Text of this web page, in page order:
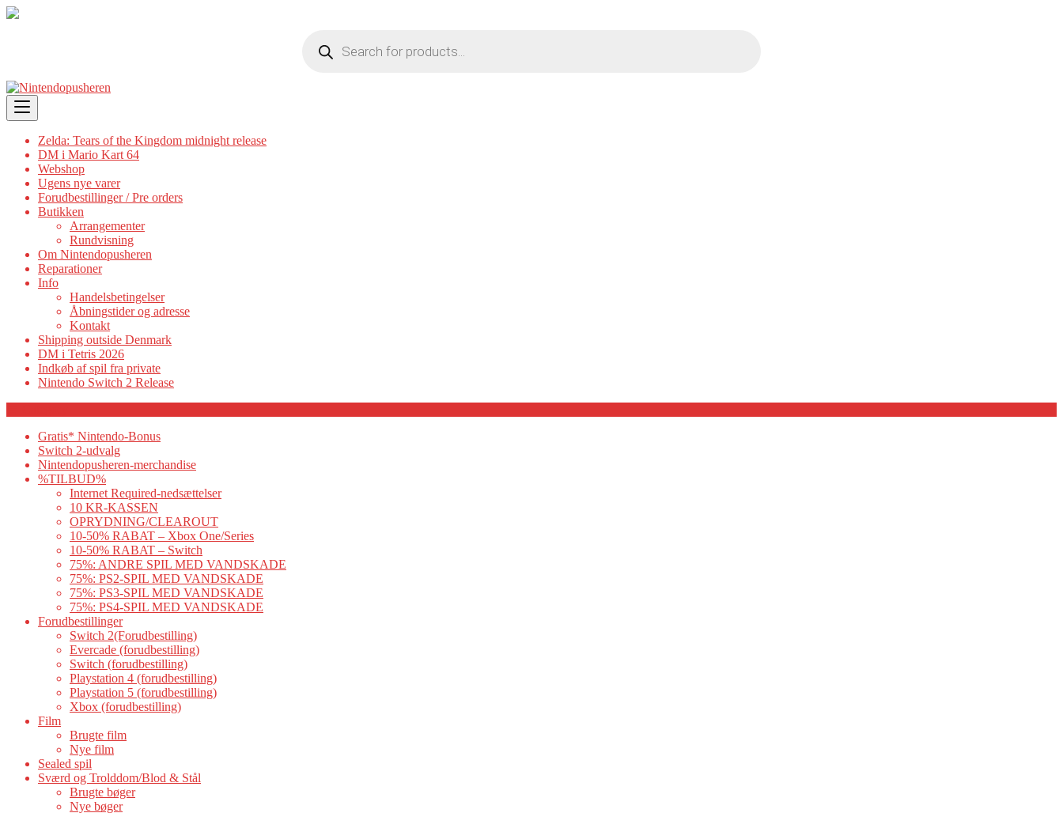
search
Skip
to
content
Zelda: Tears of the Kingdom midnight release
DM i Mario Kart 64
Webshop
Ugens nye varer
Forudbestillinger / Pre orders
Butikken
Arrangementer
Rundvisning
Om Nintendopusheren
Reparationer
Info
Handelsbetingelser
Åbningstider og adresse
Kontakt
Shipping outside Denmark
DM i Tetris 2026
Indkøb af spil fra private
Nintendo Switch 2 Release
Gratis* Nintendo-Bonus
Switch 2-udvalg
Nintendopusheren-merchandise
%TILBUD%
Internet Required-nedsættelser
10 KR-KASSEN
OPRYDNING/CLEAROUT
10-50% RABAT – Xbox One/Series
10-50% RABAT – Switch
75%: ANDRE SPIL MED VANDSKADE
75%: PS2-SPIL MED VANDSKADE
75%: PS3-SPIL MED VANDSKADE
75%: PS4-SPIL MED VANDSKADE
Forudbestillinger
Switch 2(Forudbestilling)
Evercade (forudbestilling)
Switch (forudbestilling)
Playstation 4 (forudbestilling)
Playstation 5 (forudbestilling)
Xbox (forudbestilling)
Film
Brugte film
Nye film
Sealed spil
Sværd og Trolddom/Blod & Stål
Brugte bøger
Nye bøger